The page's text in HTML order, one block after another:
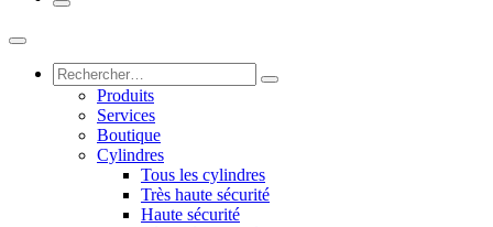
Produits
Services
Boutique
Cylindres
Tous les cylindres
Très haute sécurité
Haute sécurité